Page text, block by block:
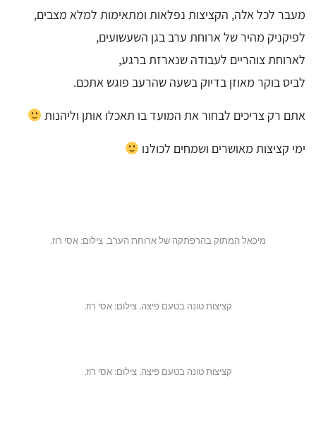
מעבר לכל אלה, הקציצות נפלאות ומתאימות למלא מצבים,
לפיקניק מהיר של ארוחת ערב בגן השעשועים,
לארוחת צוהריים לעבודה שנארזת ברגע,
לביס בוקר מאוזן בדיוק בשעה שהרעב פוגש אתכם.
אתם רק צריכים לבחור את המועד בו תאכלו אותן וליהנות
ימי קציצות מאושרים ושמחים לכולנו
מיכאל המתוק בהרפתקה של ארוחת הערב. צילום: אסי רוז.
קציצות טונה בטעם פיצה. צילום: אסי רוז.
קציצות טונה בטעם פיצה. צילום: אסי רוז.